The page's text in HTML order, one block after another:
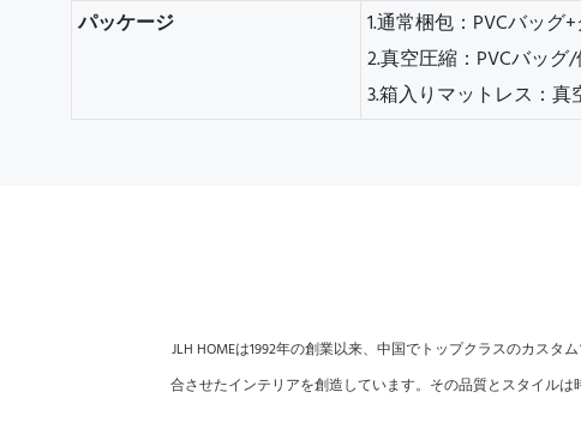
パッケージ
1.通常梱包：PVCバッグ
2.真空圧縮：PVCバッグ
3.箱入りマットレス：
JLH HOMEは1992年の創業以来、中国でトップクラスのカス
合させたインテリアを創造しています。 その品質とスタイル